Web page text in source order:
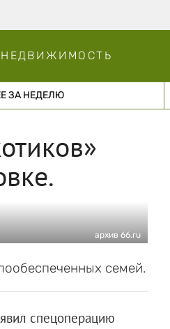
НЕДВИЖИМОСТЬ
ЗА НЕДЕЛЮ
архив 66.ru
семей.
спецоперацию